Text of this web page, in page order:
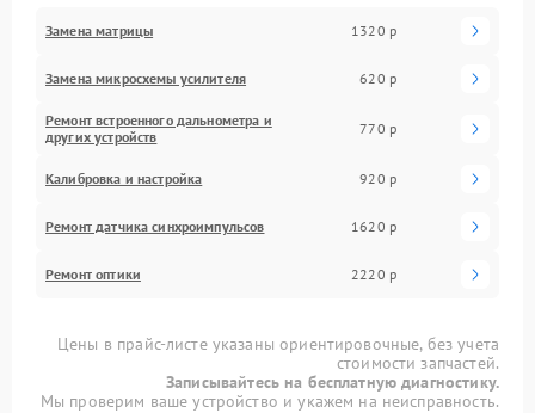
Замена матрицы 1320 р
Замена микросхемы усилителя 620 р
Ремонт встроенного дальнометра и
других устройств
770 р
Калибровка и настройка 920 р
Ремонт датчика синхроимпульсов 1620 р
Ремонт оптики 2220 р
Цены в прайс-листе указаны ориентировочные, без учета
стоимости запчастей.
Записывайтесь на бесплатную диагностику.
Мы проверим ваше устройство и укажем на неисправность.